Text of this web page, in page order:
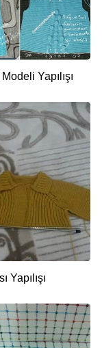
Yapılışı
Yapılışı